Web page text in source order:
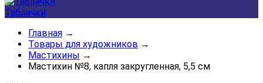
Таблички
Главная →
Товары для художников →
Мастихины →
Мастихин №8, капля закругленная, 5,5 см